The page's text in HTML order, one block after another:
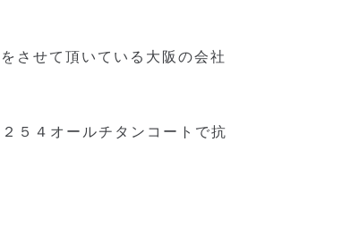
させて頂いている大阪の会社
５４オールチタンコートで抗